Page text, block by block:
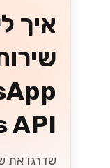
איך
API
שדרגו את